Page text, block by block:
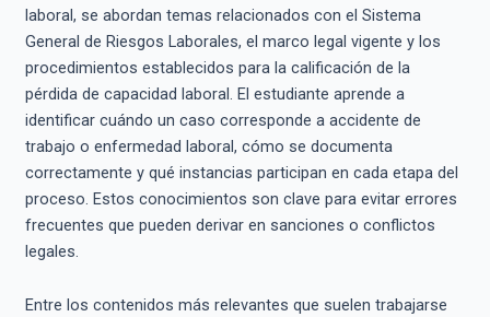
laboral, se abordan temas relacionados con el Sistema
General de Riesgos Laborales, el marco legal vigente y los
procedimientos establecidos para la calificación de la
pérdida de capacidad laboral. El estudiante aprende a
identificar cuándo un caso corresponde a accidente de
trabajo o enfermedad laboral, cómo se documenta
correctamente y qué instancias participan en cada etapa del
proceso. Estos conocimientos son clave para evitar errores
frecuentes que pueden derivar en sanciones o conflictos
legales.
Entre los contenidos más relevantes que suelen trabajarse